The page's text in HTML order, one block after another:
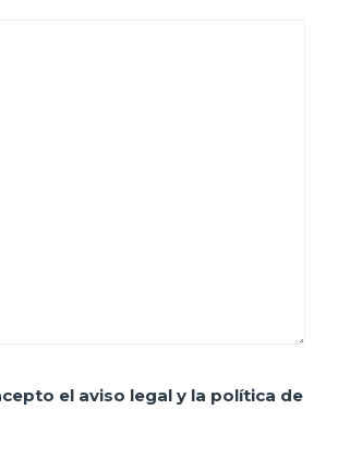
el aviso legal y la política de